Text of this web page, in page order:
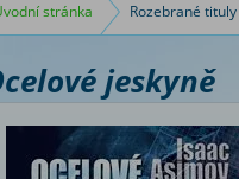
stránka Rozebrané tituly
jeskyně